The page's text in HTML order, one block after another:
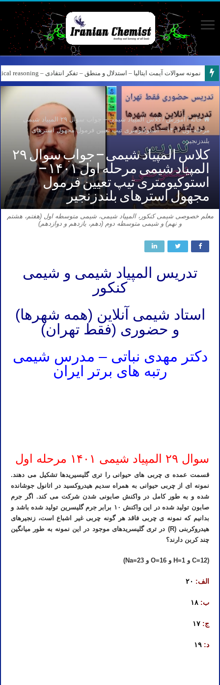
نمونه سوالات آیمت ایتالیا – استدلال و منطق – تفکر انتقادی – Logical reasoning – پارت ۸
کانال آیمت ایتالیا در نرم افزار بله – کانال شیمی آیمت استاد نباتی
خانه / آموزش /
کلاس المپیاد شیمی – جواب سوال ۲۹ المپیاد شیمی
مرحله اول ۱۴۰۱ – استوکیومتری تیپ تعیین فرمول مجهول استرهای
بلندزنجیر
کلاس المپیاد شیمی – جواب سوال ۲۹
المپیاد شیمی مرحله اول ۱۴۰۱ –
استوکیومتری تیپ تعیین فرمول
مجهول استرهای بلندزنجیر
معلم خصوصی شیمی کنکور، المپیاد شیمی، شیمی متوسطه اول (هفتم، هشتم
و نهم) و شیمی متوسطه دوم (دهم، یازدهم و دوازدهم)
تدریس المپیاد شیمی و شیمی
کنکور
استاد شیمی آنلاین (همه شهرها)
و حضوری (فقط تهران)
دکتر مهدی نباتی – مدرس شیمی
رتبه های برتر ایران
سوال ۲۹ المپیاد شیمی ۱۴۰۱ مرحله اول
قسمت عمده ی چربی های حیوانی را تری گلیسیریدها تشکیل می دهند.
نمونه ای از چربی حیوانی به همراه سدیم هیدروکسید در اتانول جوشانده
شده و به طور کامل در واکنش صابونی شدن شرکت می کند. اگر جرم
صابون تولید شده در این واکنش ۱۰ برابر جرم گلیسرین تولید شده باشد و
بدانیم که نمونه ی چربی فاقد هر گونه چربی غیر اشباع است، زنجیرهای
هیدروکربنی (R) در تری گلیسریدهای موجود در این نمونه به طور میانگین
چند کربن دارند؟
(C=12 و H=1 و O=16 و Na=23)
الف: ۲۰
ب:۱۸
ج:۱۷
د:۱۹